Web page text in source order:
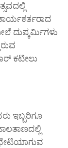
ದುಷ್ಕರ್ಮಿಗಳು
ಕಟೀಲು
ಇಬ್ಬರಿಗೂ